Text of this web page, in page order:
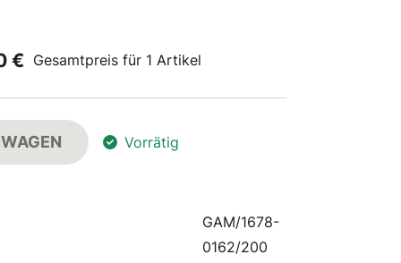
€ Gesamtpreis für 1 Artikel
Vorrätig
GAM/1678-
0162/200